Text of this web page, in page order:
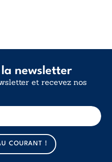
la newsletter
et recevez nos
m
a
i
l
COURANT !